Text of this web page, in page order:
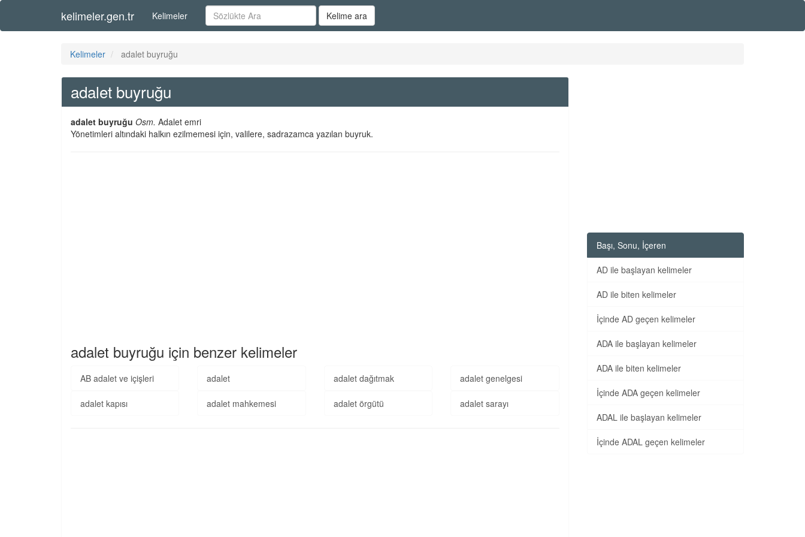
kelimeler.gen.tr Kelimeler Kelime ara
Kelimeler adalet buyruğu
adalet buyruğu
adalet buyruğu Osm. Adalet emri
Yönetimleri altındaki halkın ezilmemesi için, valilere, sadrazamca yazılan buyruk.
adalet buyruğu için benzer kelimeler
AB adalet ve içişleri adalet adalet dağıtmak adalet genelgesi
adalet kapısı adalet mahkemesi adalet örgütü adalet sarayı
Başı, Sonu, İçeren
AD ile başlayan kelimeler
AD ile biten kelimeler
İçinde AD geçen kelimeler
ADA ile başlayan kelimeler
ADA ile biten kelimeler
İçinde ADA geçen kelimeler
ADAL ile başlayan kelimeler
İçinde ADAL geçen kelimeler